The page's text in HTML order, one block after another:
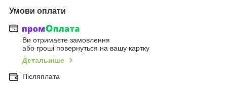
Умови оплати
Ви отримаєте замовлення
або гроші повернуться на вашу картку
Детальніше
Післяплата